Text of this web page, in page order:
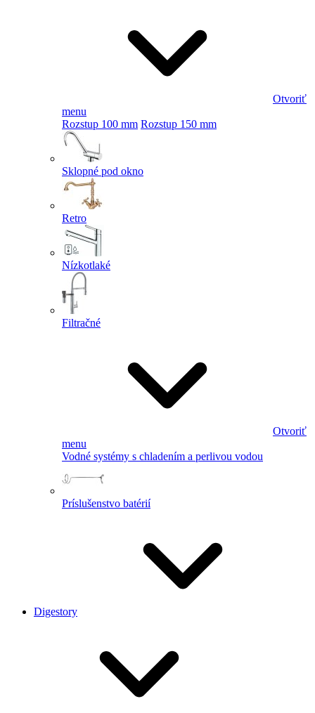
Otvoriť
menu
Rozstup 100 mm Rozstup 150 mm
Sklopné pod okno
Retro
Nízkotlaké
Filtračné
Otvoriť
menu
Vodné systémy s chladením a perlivou vodou
Príslušenstvo batérií
Digestory